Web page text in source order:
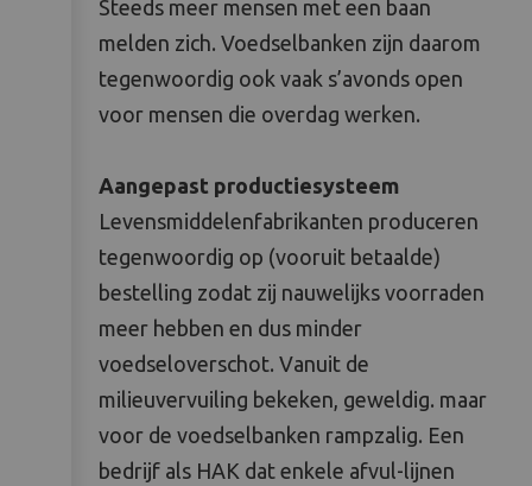
Steeds meer mensen met een baan
melden zich. Voedselbanken zijn daarom
tegenwoordig ook vaak s’avonds open
voor mensen die overdag werken.
Aangepast productiesysteem
Levensmiddelenfabrikanten produceren
tegenwoordig op (vooruit betaalde)
bestelling zodat zij nauwelijks voorraden
meer hebben en dus minder
voedseloverschot. Vanuit de
milieuvervuiling bekeken, geweldig. maar
voor de voedselbanken rampzalig. Een
bedrijf als HAK dat enkele afvul-lijnen